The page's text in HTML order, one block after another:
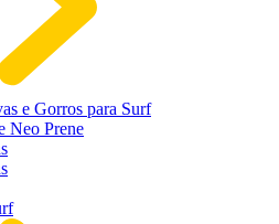
e Gorros para Surf
Neo Prene